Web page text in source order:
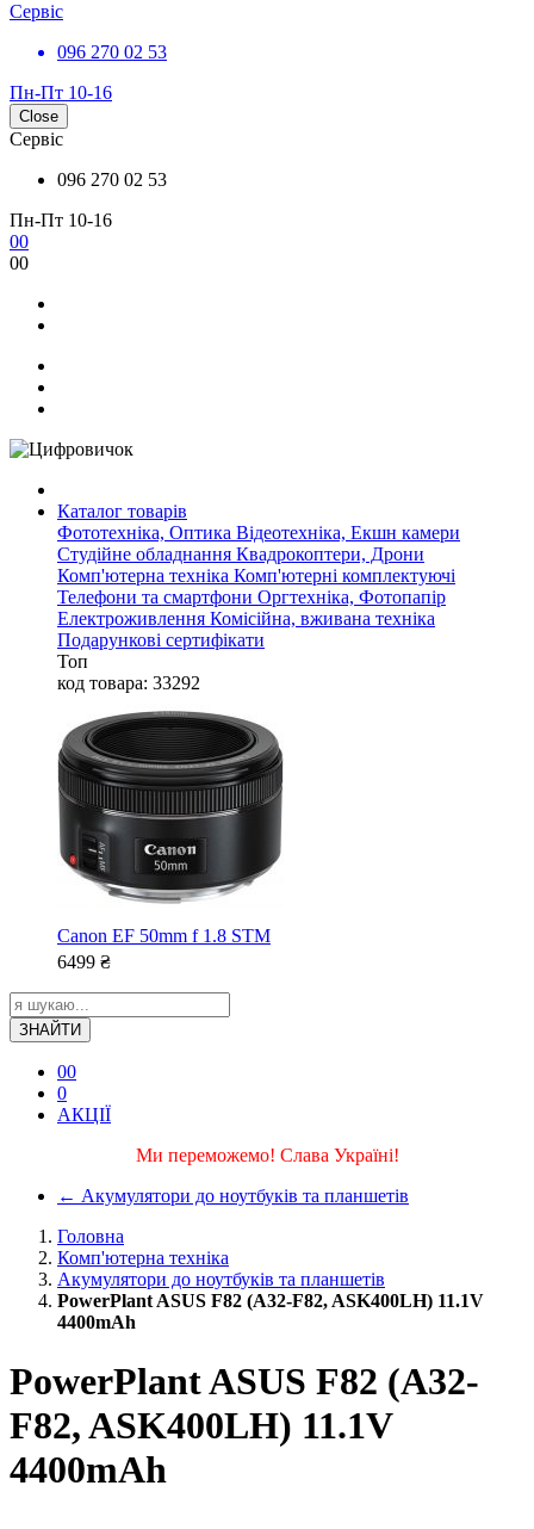
Сервіс
096 270 02 53
Пн-Пт 10-16
Close
Сервіс
096 270 02 53
Пн-Пт 10-16
00
00
Каталог товарів
Фототехніка, Оптика Відеотехніка, Екшн камери
Студійне обладнання Квадрокоптери, Дрони
Комп'ютерна техніка Комп'ютерні комплектуючі
Телефони та смартфони Оргтехніка, Фотопапір
Електроживлення Комісійна, вживана техніка
Подарункові сертифікати
Топ
код товара: 33292
Canon EF 50mm f 1.8 STM
6499 ₴
ЗНАЙТИ
00
0
АКЦІЇ
Ми переможемо! Слава Україні!
← Акумулятори до ноутбуків та планшетів
Головна
Комп'ютерна техніка
Акумулятори до ноутбуків та планшетів
PowerPlant ASUS F82 (A32-F82, ASK400LH) 11.1V
4400mAh
PowerPlant ASUS F82 (A32-
F82, ASK400LH) 11.1V
4400mAh